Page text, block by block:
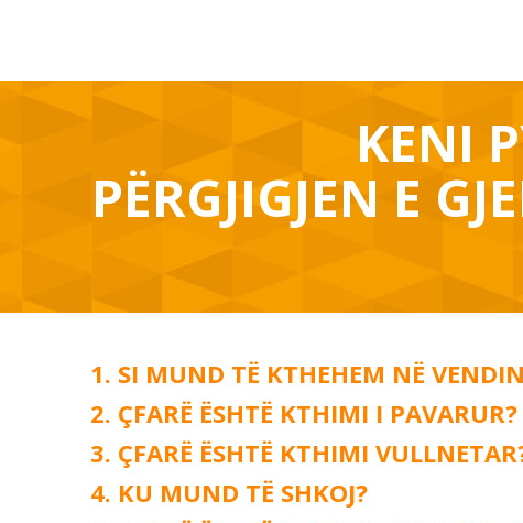
KENI
PËRGJIGJEN E
SI MUND TË KTHEHEM NË
ÇFARË ËSHTË KTHIMI I PAVARUR?
ÇFARË ËSHTË KTHIMI
KU MUND TË SHKOJ?